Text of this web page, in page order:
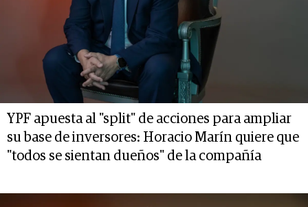
YPF apuesta al "split" de acciones para ampliar
su base de inversores: Horacio Marín quiere que
"todos se sientan dueños" de la compañía